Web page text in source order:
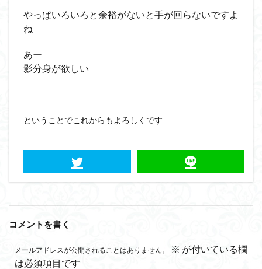
やっぱいろいろと余裕がないと手が回らないですよ
ね
あー
影分身が欲しい
ということでこれからもよろしくです
コメントを書く
メールアドレスが公開されることはありません。 ※ が付いている欄
は必須項目です